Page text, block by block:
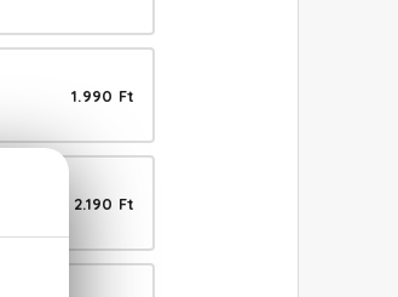
1.990 Ft
2.190 Ft